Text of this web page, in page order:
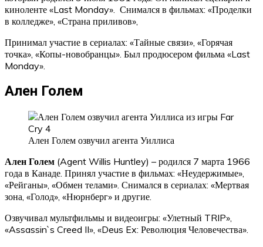
киноленте «Last Monday». Снимался в фильмах: «Проделки
в колледже», «Страна приливов»,
Принимал участие в сериалах: «Тайные связи», «Горячая
точка», «Копы-новобранцы». Был продюсером фильма «Last
Monday».
Ален Голем
Ален Голем озвучил агента Уиллиса
Ален Голем (Agent Willis Huntley) – родился 7 марта 1966
года в Канаде. Принял участие в фильмах: «Неудержимые»,
«Рейганы», «Обмен телами». Снимался в сериалах: «Мертвая
зона, «Голод», «Нюрнберг» и другие.
Озвучивал мультфильмы и видеоигры: «Улетный TRIP»,
«Assassin`s Creed II», «Deus Ex: Революция Человечества».